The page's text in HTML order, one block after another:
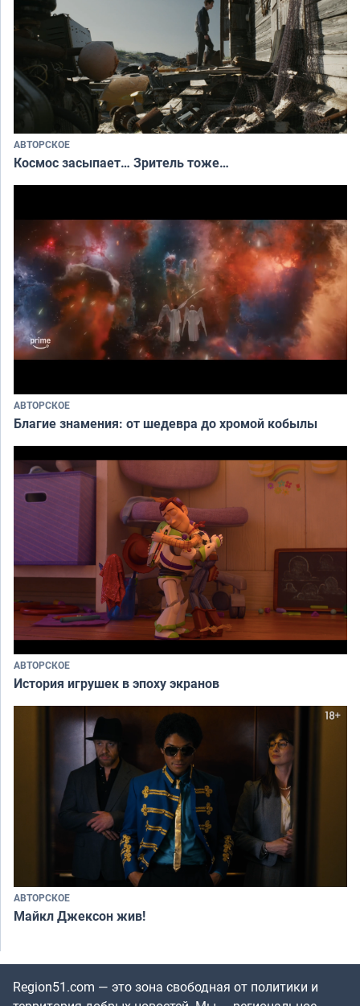
АВТОРСКОЕ
Космос засыпает… Зритель тоже…
АВТОРСКОЕ
Благие знамения: от шедевра до хромой кобылы
АВТОРСКОЕ
История игрушек в эпоху экранов
АВТОРСКОЕ
Майкл Джексон жив!
Region51.com — это зона свободная от политики и